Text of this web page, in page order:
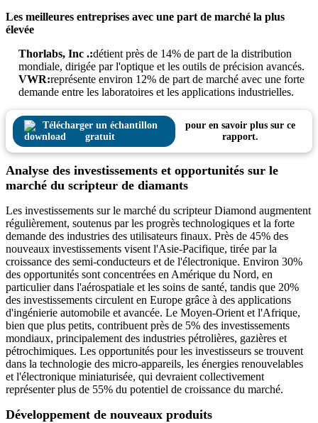
Les meilleures entreprises avec une part de marché la plus
élevée
Thorlabs, Inc .:détient près de 14% de part de la distribution
mondiale, dirigée par l'optique et les outils de précision avancés.
VWR:représente environ 12% de part de marché avec une forte
demande entre les laboratoires et les applications industrielles.
Télécharger un échantillon
gratuit
pour en savoir plus sur ce
rapport.
Analyse des investissements et opportunités sur le
marché du scripteur de diamants
Les investissements sur le marché du scripteur Diamond augmentent
régulièrement, soutenus par les progrès technologiques et la forte
demande des industries des utilisateurs finaux. Près de 45% des
nouveaux investissements visent l'Asie-Pacifique, tirée par la
croissance des semi-conducteurs et de l'électronique. Environ 30%
des opportunités sont concentrées en Amérique du Nord, en
particulier dans l'aérospatiale et les soins de santé, tandis que 20%
des investissements circulent en Europe grâce à des applications
d'ingénierie automobile et avancée. Le Moyen-Orient et l'Afrique,
bien que plus petits, contribuent près de 5% des investissements
mondiaux, principalement des industries pétrolières, gazières et
pétrochimiques. Les opportunités pour les investisseurs se trouvent
dans la technologie des micro-appareils, les énergies renouvelables
et l'électronique miniaturisée, qui devraient collectivement
représenter plus de 55% du potentiel de croissance du marché.
Développement de nouveaux produits